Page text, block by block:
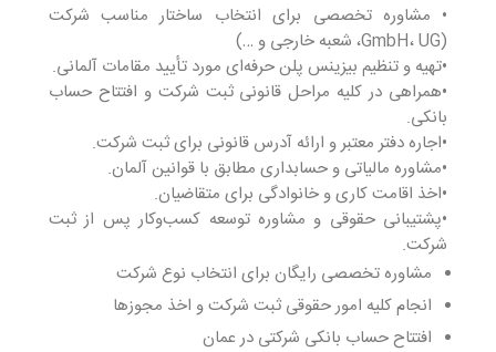
• مشاوره تخصصی برای انتخاب ساختار مناسب شرکت
(GmbH، UG، شعبه خارجی و …)
•تهیه و تنظیم بیزینس پلن حرفه‌ای مورد تأیید مقامات آلمانی.
•همراهی در کلیه مراحل قانونی ثبت شرکت و افتتاح حساب
بانکی.
•اجاره دفتر معتبر و ارائه آدرس قانونی برای ثبت شرکت.
•مشاوره مالیاتی و حسابداری مطابق با قوانین آلمان.
•اخذ اقامت کاری و خانوادگی برای متقاضیان.
•پشتیبانی حقوقی و مشاوره توسعه کسب‌وکار پس از ثبت
شرکت.
مشاوره تخصصی رایگان برای انتخاب نوع شرکت
انجام کلیه امور حقوقی ثبت شرکت و اخذ مجوزها
افتتاح حساب بانکی شرکتی در عمان